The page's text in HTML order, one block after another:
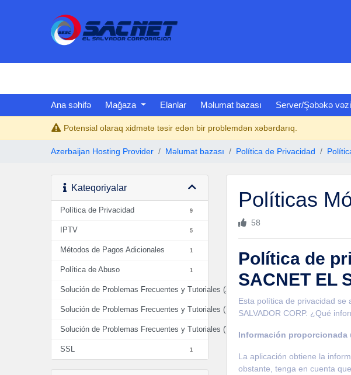
Ana səhifə Mağaza Elanlar Məlumat bazası Server/Şəbəkə
Potensial olaraq xidmətə təsir edən bir problemdən xəbərdarıq.
Azerbaijan Hosting Provider Məlumat bazası Política de Privacidad
Kateqoriyalar
Política de Privacidad 9
IPTV 5
Métodos de Pagos Adicionales 1
Política de Abuso 1
Solución de Problemas Frecuentes y Tutoriales (AUDIO)
Solución de Problemas Frecuentes y Tutoriales (HOSTING WEB) 0
Solución de Problemas Frecuentes y Tutoriales (VIDEO)
SSL 1
Políticas
58
Política de
SACNET EL
Esta política de privacidad se
SALVADOR CORP. ¿Qué
Información proporcionada
La aplicación obtiene la
obstante, tenga en cuenta